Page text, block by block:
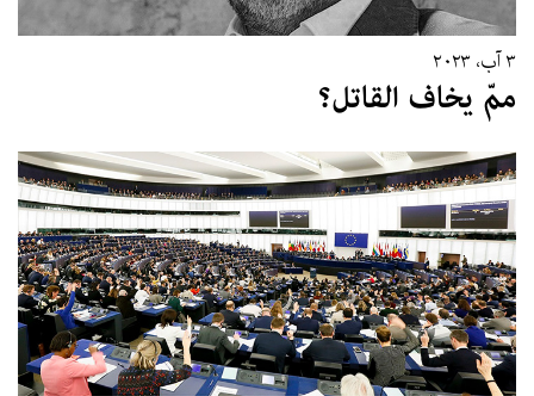
٣ آب، ٢٠٢٣
ممّ يخاف القاتل؟